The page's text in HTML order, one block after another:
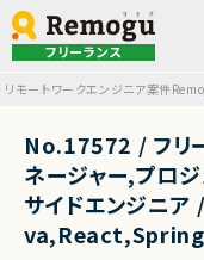
フリーランス
リモートワークエンジニア案件
No.17572 / フリ
ネージャー,プロ
サイドエンジニ